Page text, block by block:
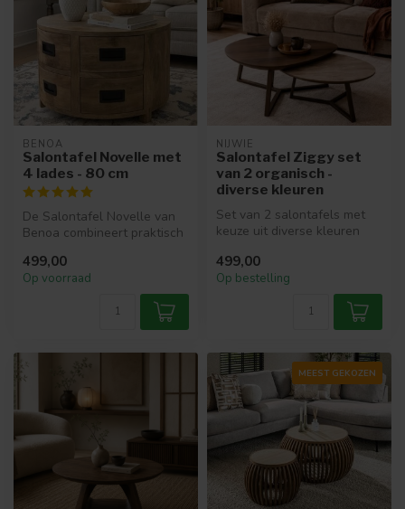
BENOA
Salontafel Novelle met
4 lades - 80 cm
De Salontafel Novelle van
Benoa combineert praktisch
natuur...
499,00
Op voorraad
NIJWIE
Salontafel Ziggy set
van 2 organisch -
diverse kleuren
Set van 2 salontafels met
keuze uit diverse kleuren
metalen...
499,00
Op bestelling
MEEST GEKOZEN